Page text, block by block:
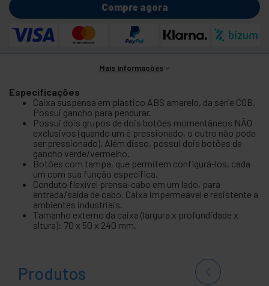
Compre agora
Mais informações
Especificações
Caixa suspensa em plástico ABS amarelo, da série COB.
Possui gancho para pendurar.
Possui dois grupos de dois botões momentâneos NÃO
exclusivos (quando um é pressionado, o outro não pode
ser pressionado). Além disso, possui dois botões de
gancho verde/vermelho.
Botões com tampa, que permitem configurá-los, cada
um com sua função específica.
Conduto flexível prensa-cabo em um lado, para
entrada/saída de cabo. Caixa impermeável e resistente a
ambientes industriais.
Tamanho externo da caixa (largura x profundidade x
altura): 70 x 50 x 240 mm.
Produtos